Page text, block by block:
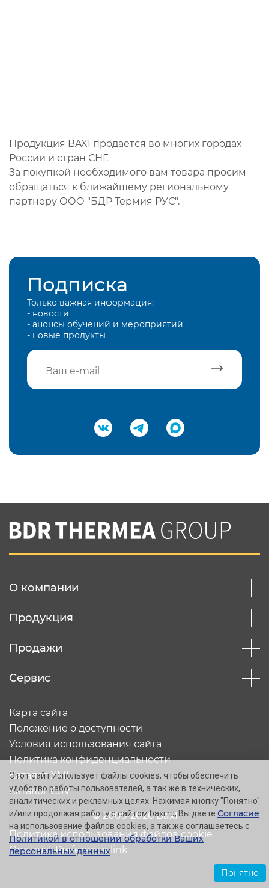
Продукция BAXI продается во многих городах
России и стран СНГ.
За покупкой необходимого вам товара просим
обращаться к ближайшему региональному
партнеру ООО "БДР Термия РУС".
Подписка
Только важная информация:
- новости
- анонсы обучений и мероприятий
- новые продукты
Подтвердить e-mail
Вы соглашаетесь с нашей политикой
конфеденциальности
О компании
Продукция
Продажи
Сервис
© 2005-2026 Baxi
Карта сайта
Положение о доступности
Условия использования сайта
Политика конфиденциальности
Каталог XML
Каталог CSV
Политика использования файлов cookie
OneTrust Preference link
Этот сайт использует файлы cookies, чтобы обеспечить
удобство работы пользователей, а так же в технических,
аналитических и рекламных целях. Нажимая кнопку "Понятно"
и/или продолжая работу с сайтом baxi.ru, Вы даете Согласие
на использование файлов cookies, а так же соглашаетесь с
Политикой в отношении обработки Ваших
персональных данных.
Понятно